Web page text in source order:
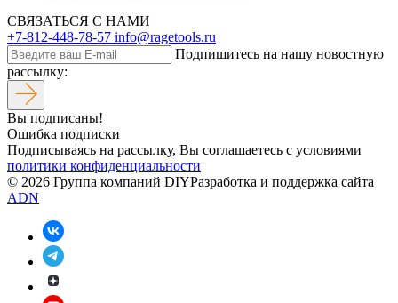
СВЯЗАТЬСЯ С НАМИ
+7-812-448-78-57 info@ragetools.ru
Подпишитесь на нашу новостную
рассылку:
Вы подписаны!
Ошибка подписки
Подписываясь на рассылку, Вы соглашаетесь c условиями
политики конфиденциальности
© 2026 Группа компаний DIYРазработка и поддержка сайта
ADN